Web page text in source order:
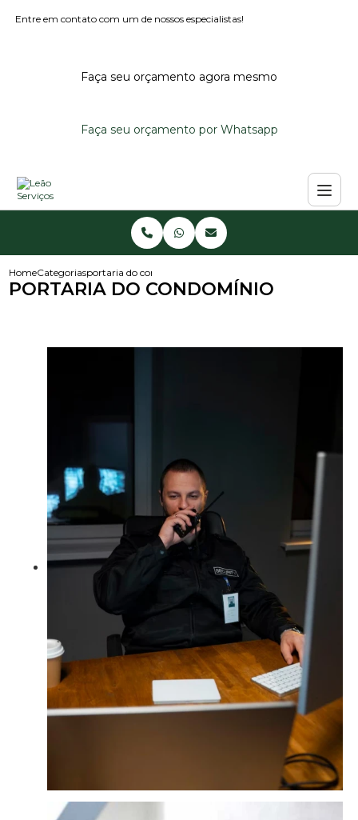
Entre em contato com um de nossos especialistas!
Faça seu orçamento agora mesmo
Faça seu orçamento por Whatsapp
HomeCategoriasportaria do condominio
PORTARIA DO CONDOMÍNIO